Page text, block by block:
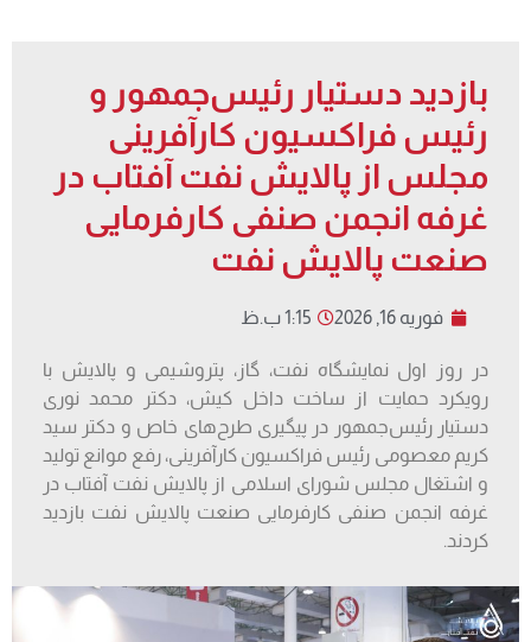
بازدید دستیار رئیس‌جمهور و
رئیس فراکسیون کارآفرینی
مجلس از پالایش نفت آفتاب در
غرفه انجمن صنفی کارفرمایی
صنعت پالایش نفت
فوریه 16, 2026 1:15 ب.ظ
در روز اول نمایشگاه نفت، گاز، پتروشیمی و پالایش با
رویکرد حمایت از ساخت داخل کیش، دکتر محمد نوری
دستیار رئیس‌جمهور در پیگیری طرح‌های خاص و دکتر سید
کریم معصومی رئیس فراکسیون کارآفرینی، رفع موانع تولید
و اشتغال مجلس شورای اسلامی از پالایش نفت آفتاب در
غرفه انجمن صنفی کارفرمایی صنعت پالایش نفت بازدید
کردند.